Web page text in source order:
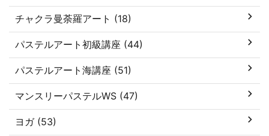
チャクラ曼荼羅アート (18)
パステルアート初級講座 (44)
パステルアート海講座 (51)
マンスリーパステルWS (47)
ヨガ (53)